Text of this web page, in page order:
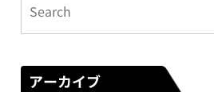
アーカイブ